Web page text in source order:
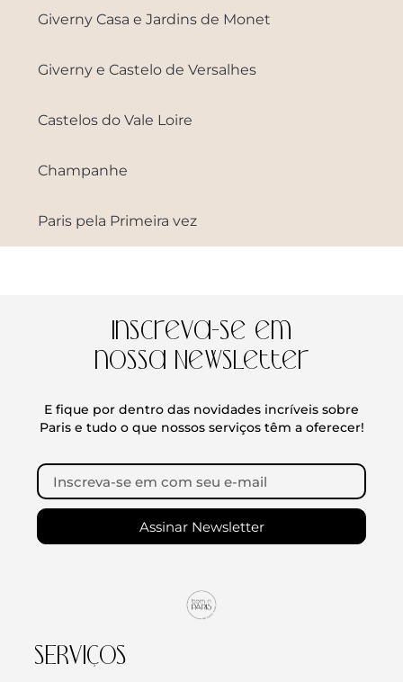
Giverny Casa e Jardins de Monet
Giverny e Castelo de Versalhes
Castelos do Vale Loire
Champanhe
Paris pela Primeira vez
Inscreva-se em
nossa Newsletter
E fique por dentro das novidades incríveis sobre
Paris e tudo o que nossos serviços têm a oferecer!
Assinar Newsletter
SERVIÇOS